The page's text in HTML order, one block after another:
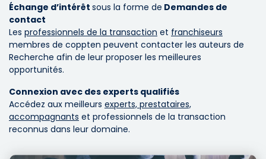
Échange d’intérêt sous la forme de Demandes de
contact
Les professionnels de la transaction et franchiseurs
membres de coppten peuvent contacter les auteurs de
Recherche afin de leur proposer les meilleures
opportunités.
Connexion avec des experts qualifiés
Accédez aux meilleurs experts, prestataires,
accompagnants et professionnels de la transaction
reconnus dans leur domaine.